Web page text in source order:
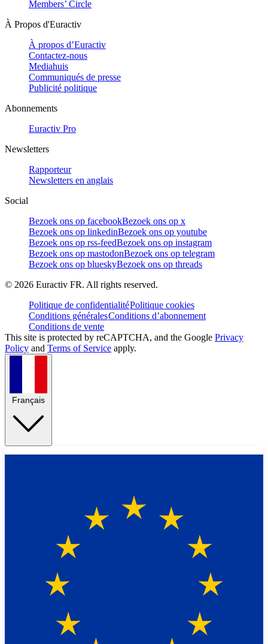
Members’ Circle
À Propos d'Euractiv
À propos d’Euractiv
Contactez-nous
Mediahuis
Communiqués de presse
Publicité politique
Abonnements
Euractiv Pro
Newsletters
Rapporteur
Newsletters en anglais
Social
Bezoek ons op facebookBezoek ons op x
Bezoek ons op linkedinBezoek ons op youtube
Bezoek ons op rss-feedBezoek ons op instagram
Bezoek ons op mastodonBezoek ons op telegram
Bezoek ons op blueskyBezoek ons op threads
© 2026 Euractiv FR. All rights reserved.
Politique de confidentialitéPolitique cookies
Conditions généralesConditions d’abonnement
Conditions de vente
This site is protected by reCAPTCHA, and the Google Privacy
Policy and Terms of Service apply.
Français